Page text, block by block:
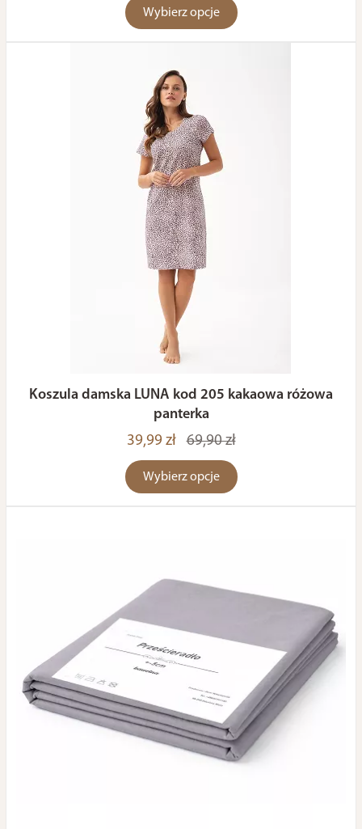
Wybierz opcje
Koszula damska LUNA kod 205 kakaowa różowa
panterka
39,99 zł
69,90 zł
Wybierz opcje